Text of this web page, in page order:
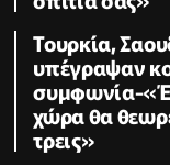
Τουρκία,
υπέγραψαν
συμφωνία-
χώρα θα
τρεις»